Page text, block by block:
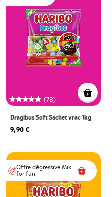
(78)
Dragibus Soft Sachet vrac 1kg
9,90 €
Offre dégressive Mix
for fun